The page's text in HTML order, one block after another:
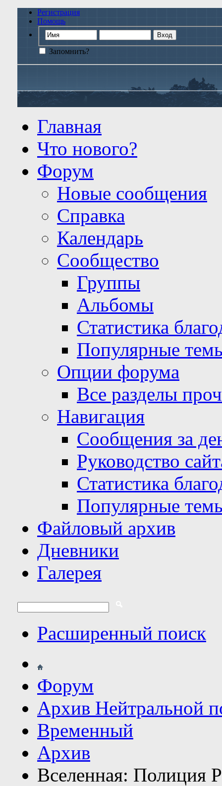
Регистрация
Помощь
Запомнить?
Главная
Что нового?
Форум
Новые сообщения
Справка
Календарь
Сообщество
Группы
Альбомы
Статистика
Популярные
Опции форума
Все разделы
Навигация
Сообщения за
Руководство
Статистика
Популярные
Файловый архив
Дневники
Галерея
Расширенный поиск
Форум
Архив Нейтральной
Временный
Архив
Вселенная: Полиция